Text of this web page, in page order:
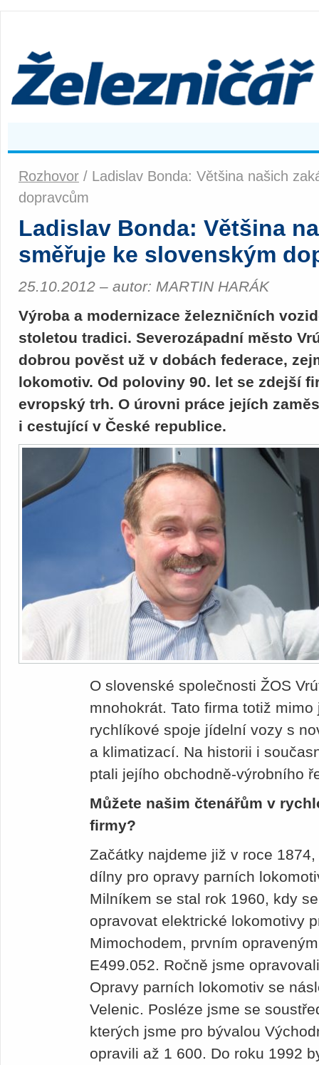
Rozhovor / Ladislav Bonda: Většina našich
dopravcům
Ladislav Bonda: Většina
směřuje ke slovenským
25.10.2012 – autor: MARTIN HARÁK
Výroba a modernizace železničních
stoletou tradici. Severozápadní město
dobrou pověst už v dobách federace,
lokomotiv. Od poloviny 90. let se zdejší
evropský trh. O úrovni práce jejích
i cestující v České republice.
O slovenské společnosti ŽOS
mnohokrát. Tato firma totiž
rychlíkové spoje jídelní vozy s
a klimatizací. Na historii i
ptali jejího obchodně-výrobního
Můžete našim čtenářům v
firmy?
Začátky najdeme již v roce
dílny pro opravy parních
Milníkem se stal rok 1960, kdy
opravovat elektrické lokomotivy
Mimochodem, prvním
E499.052. Ročně jsme
Opravy parních lokomotiv se
Velenic. Posléze jsme se
kterých jsme pro bývalou
opravili až 1 600. Do roku 1992